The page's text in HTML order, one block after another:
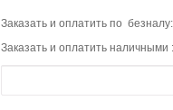
Заказать и оплатить по
Заказать и оплатить наличными